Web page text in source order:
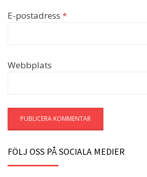
E-postadress *
Webbplats
FÖLJ OSS PÅ SOCIALA MEDIER